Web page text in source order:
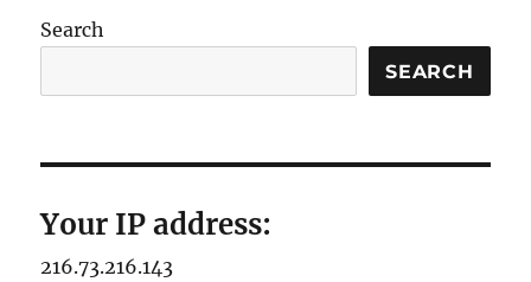
Search
SEARCH
Your IP address:
216.73.216.143